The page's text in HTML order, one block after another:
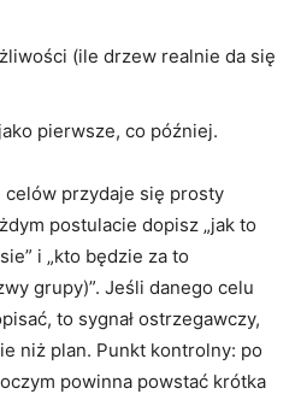
(ile drzew realnie da się
pierwsze, co później.
celów przydaje się prosty
postulacie dopisz „jak to
i „kto będzie za to
grupy)”. Jeśli danego celu
to sygnał ostrzegawczy,
niż plan. Punkt kontrolny: po
powinna powstać krótka